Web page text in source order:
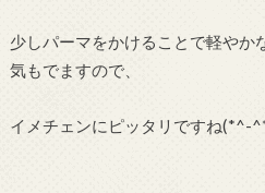
少しパーマをかけることで軽やか
気もでますので、
イメチェンにピッタリですね(*^-